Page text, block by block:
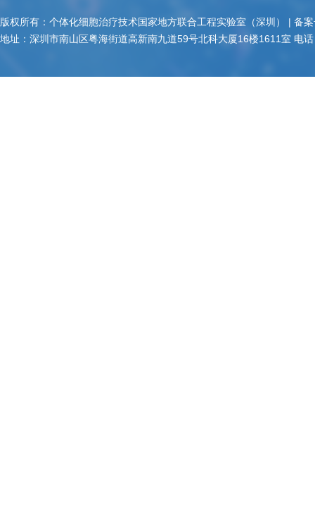
版权所有：个体化细胞治疗技术国家地方联合工程实验室（深圳） | 备
地址：深圳市南山区粤海街道高新南九道59号北科大厦16楼1611室 电